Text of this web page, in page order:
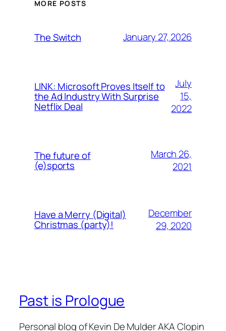
MORE POSTS
The Switch January 27, 2026
LINK: Microsoft Proves Itself to
the Ad Industry With Surprise
Netflix Deal
July
15,
2022
The future of
(e)sports
March 26,
2021
Have a Merry (Digital)
Christmas (party)!
December
29, 2020
Past is Prologue
Personal blog of Kevin De Mulder AKA Clopin